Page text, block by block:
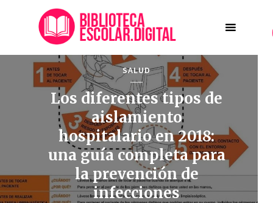
SALUD
Los diferentes tipos de
aislamiento
hospitalario en 2018:
una guía completa para
la prevención de
infecciones